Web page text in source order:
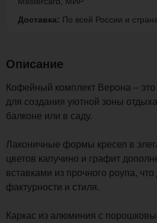
Доставка: По всей России и
Описание
Кофейный комплект Верона –
для создания уютной зоны
балконе или в саду.
Лаконичные формы кресел в
цветов капучино и графит
вставками из прочного роупа,
фактурности и стиля.
Каркас из алюминия с